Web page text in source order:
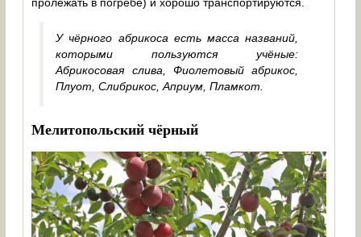
У чёрного абрикоса есть масса названий,
которыми пользуются учёные:
Абрикосовая слива, Фиолетовый абрикос,
Плуот, Слибрикос, Априум, Пламкот.
Мелитопольский чёрный